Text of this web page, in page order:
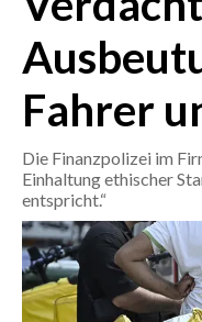
POLITICA
ECONOMIA
SERVIZI ALLE IMPRESE
LAVORO
BANDI
SPORT IN SARDEGNA
Fahrer
Die Finanzpolizei im
Einhaltung ethischer
entspricht.“